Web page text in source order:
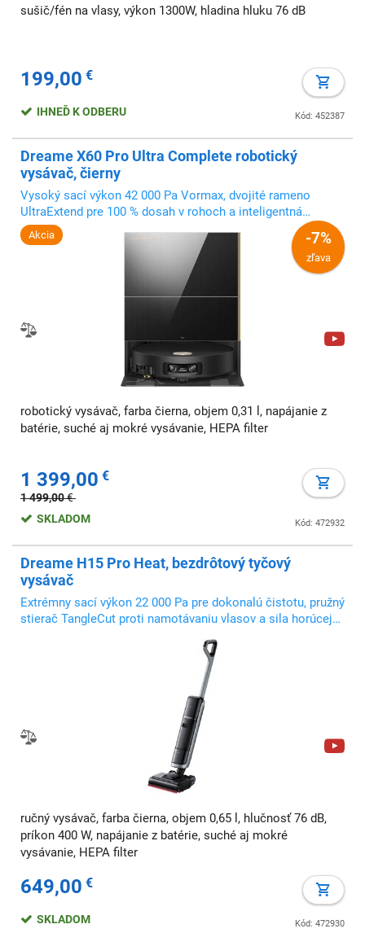
sušič/fén na vlasy, výkon 1300W, hladina hluku 76 dB
199,00 €
Kód: 452387
IHNEĎ K ODBERU
Dreame X60 Pro Ultra Complete robotický
vysávač, čierny
Vysoký sací výkon 42 000 Pa Vormax, dvojité rameno
UltraExtend pre 100 % dosah v rohoch a inteligentná
navigácia AI OmniSight 3.0 s bleskovou odozvou
Akcia -7%
zľava
robotický vysávač, farba čierna, objem 0,31 l, napájanie z
batérie, suché aj mokré vysávanie, HEPA filter
1 399,00 €
1 499,00€
Kód: 472932
SKLADOM
Dreame H15 Pro Heat, bezdrôtový tyčový
vysávač
Extrémny sací výkon 22 000 Pa pre dokonalú čistotu, pružný
stierač TangleCut proti namotávaniu vlasov a sila horúcej
ručný vysávač, farba čierna, objem 0,65 l, hlučnosť 76 dB,
príkon 400 W, napájanie z batérie, suché aj mokré
vysávanie, HEPA filter
649,00 €
Kód: 472930
SKLADOM